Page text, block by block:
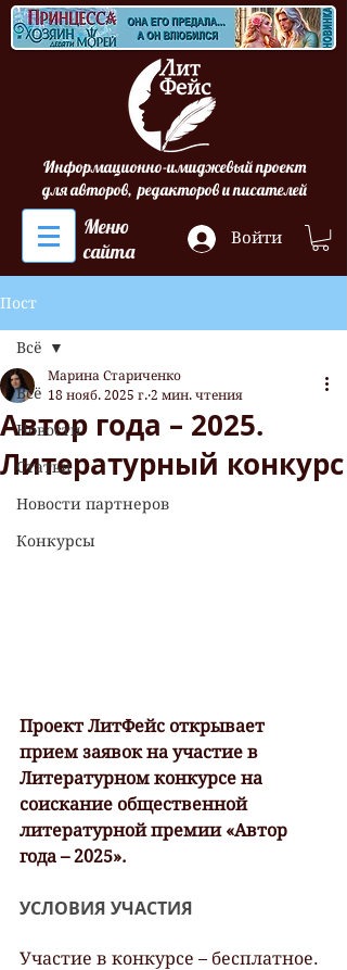
Информационно-имиджевый проект
для авторов, редакторов и писателей
Меню
сайта
Войти
Пост
Всё
Новости
Статьи
Новости партнеров
Конкурсы
Всё
Автор года – 2025.
Литературный конкурс
Марина Стариченко
18 нояб. 2025 г. 2 мин. чтения
Проект ЛитФейс открывает
прием заявок на участие в
Литературном конкурсе на
соискание общественной
литературной премии «Автор
года – 2025».
УСЛОВИЯ УЧАСТИЯ
Участие в конкурсе – бесплатное.